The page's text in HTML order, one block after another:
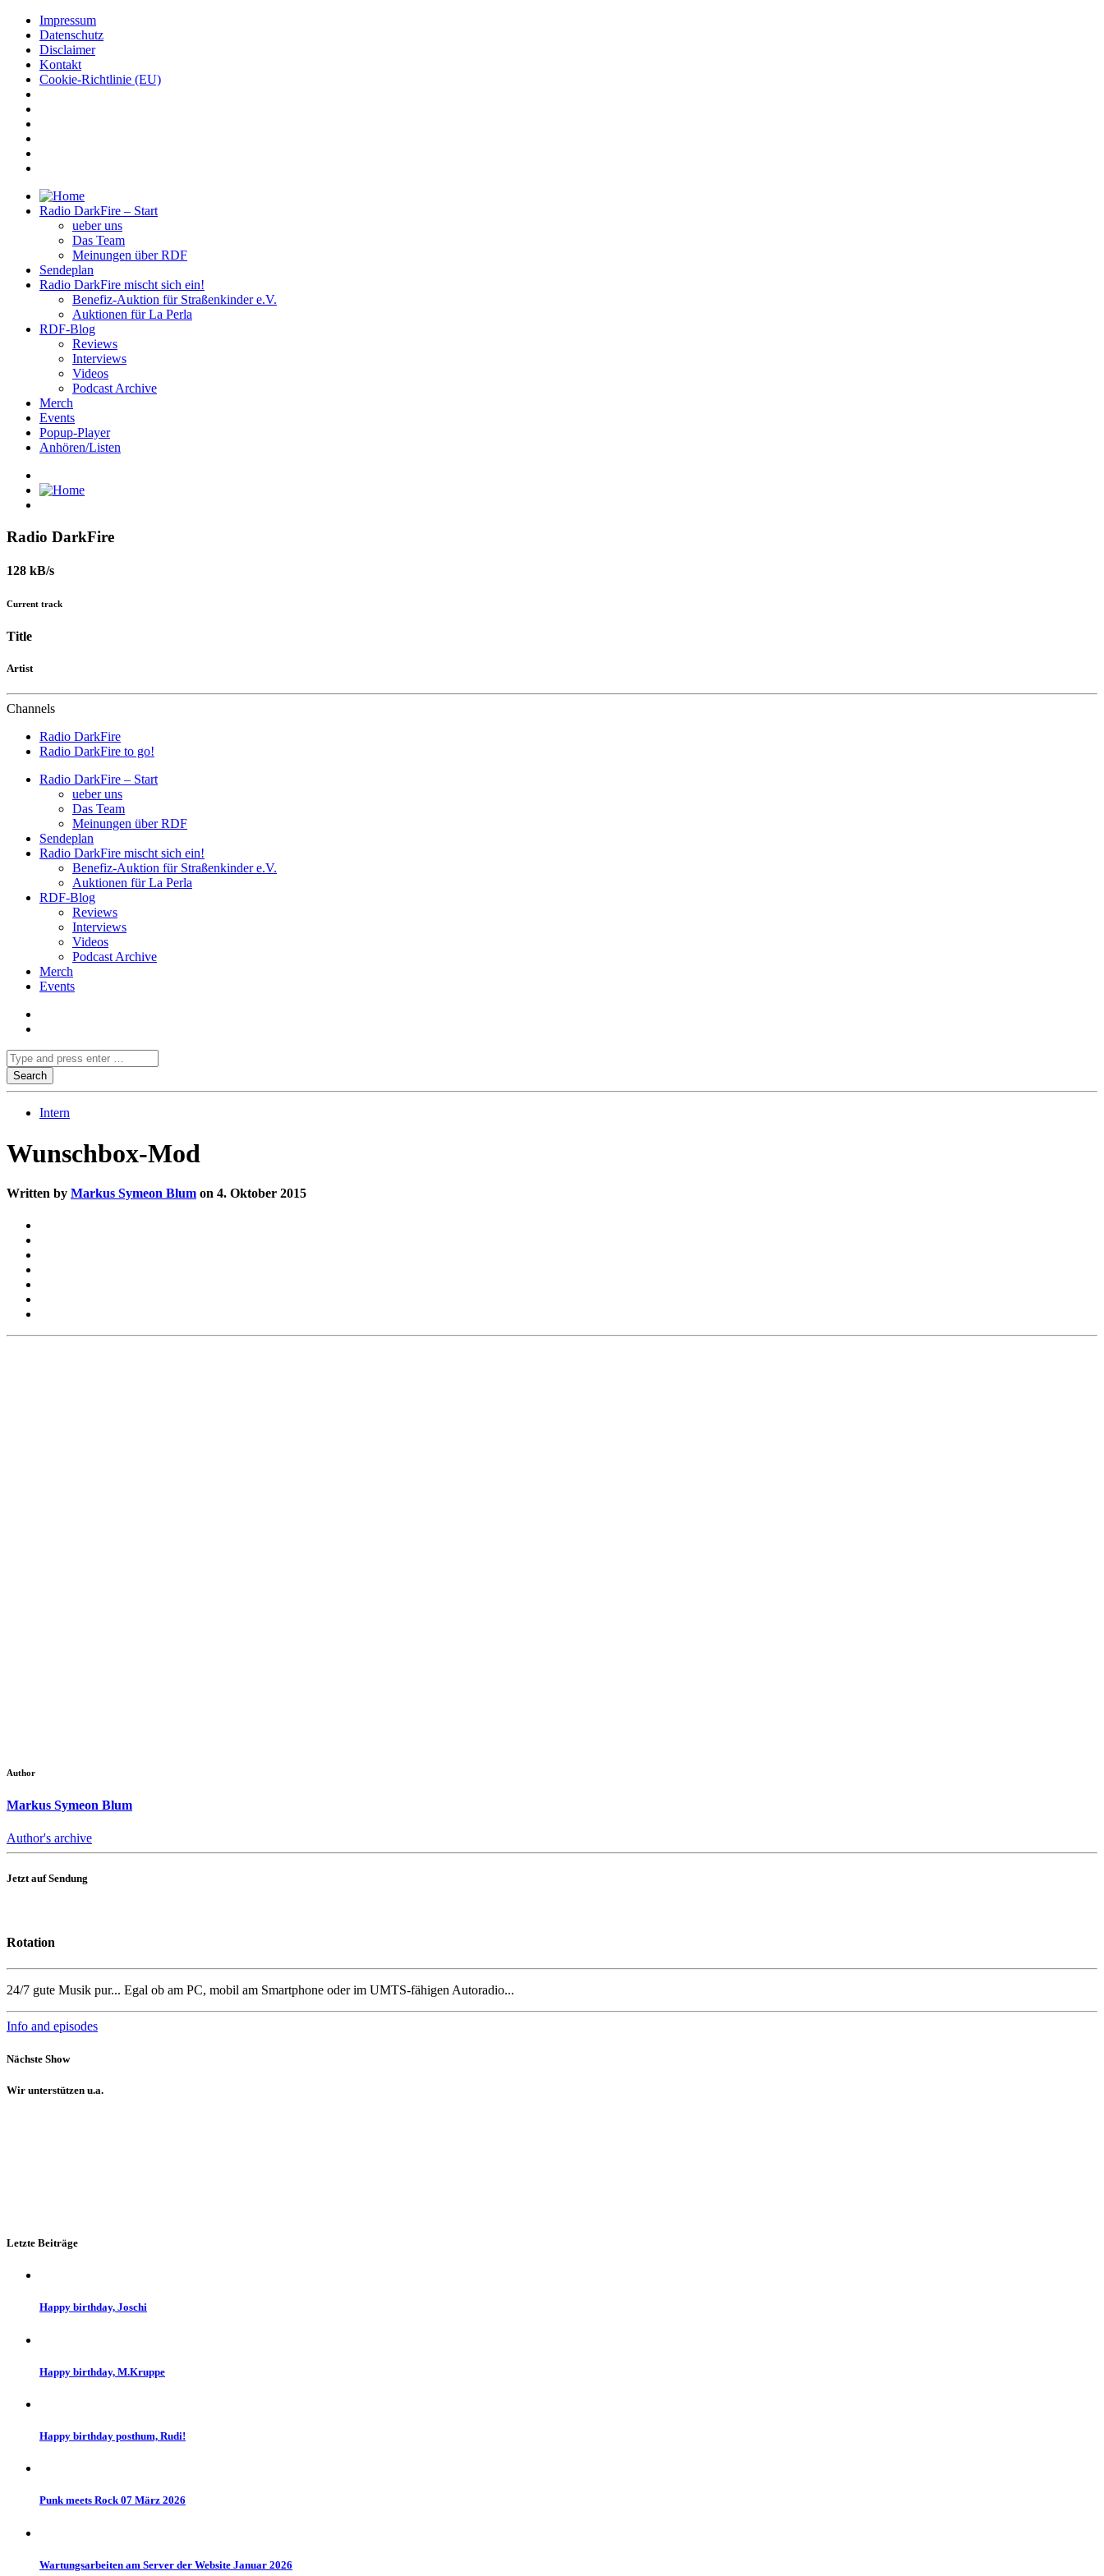
Impressum
Datenschutz
Disclaimer
Kontakt
Cookie-Richtlinie (EU)
Radio DarkFire – Start
ueber uns
Das Team
Meinungen über RDF
Sendeplan
Radio DarkFire mischt sich ein!
Benefiz-Auktion für Straßenkinder e.V.
Auktionen für La Perla
RDF-Blog
Reviews
Interviews
Videos
Podcast Archive
Merch
Events
Popup-Player
Anhören/Listen
Radio DarkFire
128 kB/s
Current track
Title
Artist
Channels
Radio DarkFire
Radio DarkFire to go!
Radio DarkFire – Start
ueber uns
Das Team
Meinungen über RDF
Sendeplan
Radio DarkFire mischt sich ein!
Benefiz-Auktion für Straßenkinder e.V.
Auktionen für La Perla
RDF-Blog
Reviews
Interviews
Videos
Podcast Archive
Merch
Events
Intern
Wunschbox-Mod
Written by Markus Symeon Blum on 4. Oktober 2015
Author
Markus Symeon Blum
Author's archive
Jetzt auf Sendung
Rotation
24/7 gute Musik pur... Egal ob am PC, mobil am Smartphone oder im UMTS-fähigen Autoradio...
Info and episodes
Nächste Show
Wir unterstützen u.a.
Letzte Beiträge
Happy birthday, Joschi
Happy birthday, M.Kruppe
Happy birthday posthum, Rudi!
Punk meets Rock 07 März 2026
Wartungsarbeiten am Server der Website Januar 2026